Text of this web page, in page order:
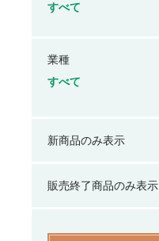
すべて
業種
すべて
新商品のみ表示
販売終了商品のみ表示